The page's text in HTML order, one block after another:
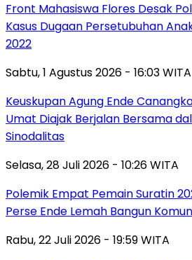
Front Mahasiswa Flores Desak
Kasus Dugaan Persetubuhan
2022
Sabtu, 1 Agustus 2026 - 16:03 WITA
Keuskupan Agung Ende
Umat Diajak Berjalan Bersama
Sinodalitas
Selasa, 28 Juli 2026 - 10:26 WITA
Polemik Empat Pemain Suratin
Perse Ende Lemah Bangun
Rabu, 22 Juli 2026 - 19:59 WITA